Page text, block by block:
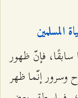
المسلمين
فإنّ ظهور
وسرور إنّما ظهر